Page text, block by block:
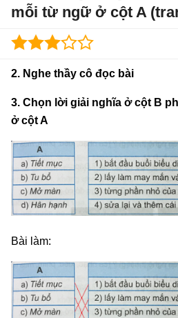
mỗi từ ngữ ở cột A
2. Nghe thầy cô đọc bài
3. Chọn lời giải nghĩa ở cột B
ở cột A
Bài làm: